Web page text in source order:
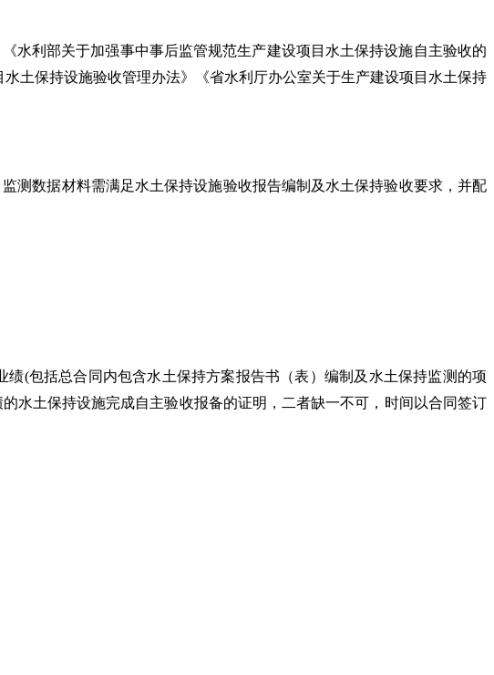
水利部关于加强事中事后监管规范生产建设项目水土保持设施自主验收的
土保持设施验收管理办法》《省水利厅办公室关于生产建设项目水土保持
测数据材料需满足水土保持设施验收报告编制及水土保持验收要求，并配
(包括总合同内包含水土保持方案报告书（表）编制及水土保持监测的项
水土保持设施完成自主验收报备的证明，二者缺一不可，时间以合同签订